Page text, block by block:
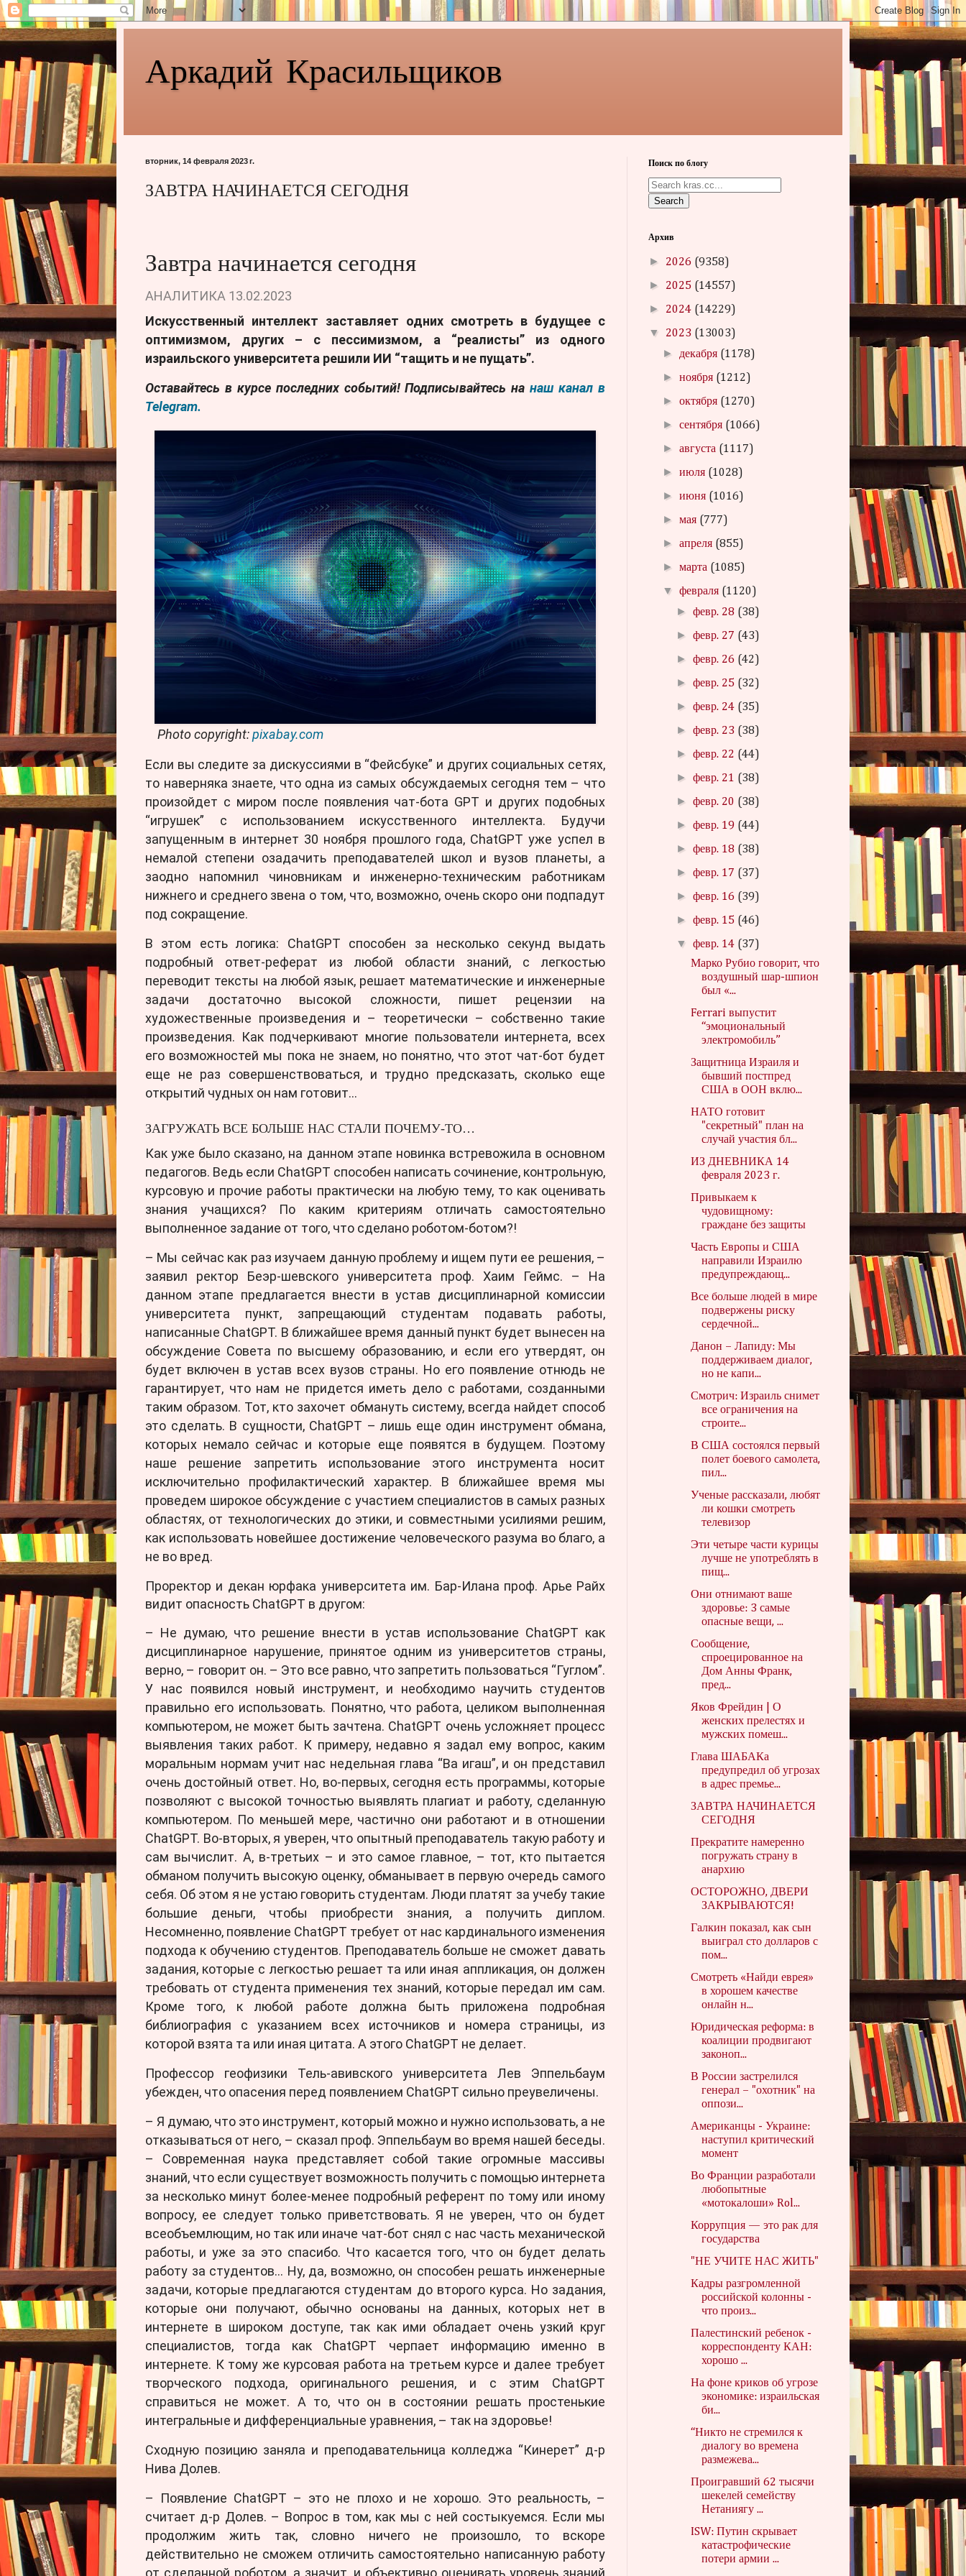
Аркадий Красильщиков
вторник, 14 февраля 2023 г.
ЗАВТРА НАЧИНАЕТСЯ СЕГОДНЯ
Завтра начинается сегодня
АНАЛИТИКА 13.02.2023
Искусственный интеллект заставляет одних смотреть в будущее с
оптимизмом, других – с пессимизмом, а “реалисты” из одного
израильского университета решили ИИ “тащить и не пущать”.
Оставайтесь в курсе последних событий! Подписывайтесь нанаш канал в
Telegram.
Photo copyright:pixabay.com
Если вы следите за дискуссиями в “Фейсбуке” и других социальных сетях,
то наверняка знаете, что одна из самых обсуждаемых сегодня тем – что
произойдет с миром после появления чат-бота GPT и других подобных
“игрушек” с использованием искусственного интеллекта. Будучи
запущенным в интернет 30 ноября прошлого года, ChatGPT уже успел в
немалой степени озадачить преподавателей школ и вузов планеты, а
заодно напомнил чиновникам и инженерно-техническим работникам
нижнего и среднего звена о том, что, возможно, очень скоро они подпадут
под сокращение.
В этом есть логика: ChatGPT способен за несколько секунд выдать
подробный ответ-реферат из любой области знаний, с легкостью
переводит тексты на любой язык, решает математические и инженерные
задачи достаточно высокой сложности, пишет рецензии на
художественные произведения и – теоретически – собственно такие
произведения. Как подчеркивают многие пользователи интернета, всех
его возможностей мы пока не знаем, но понятно, что этот чат-бот будет
еще не раз совершенствоваться, и трудно предсказать, сколько еще
открытий чудных он нам готовит…
ЗАГРУЖАТЬ ВСЕ БОЛЬШЕ НАС СТАЛИ ПОЧЕМУ-ТО…
Как уже было сказано, на данном этапе новинка встревожила в основном
педагогов. Ведь если ChatGPT способен написать сочинение, контрольную,
курсовую и прочие работы практически на любую тему, то как оценивать
знания учащихся? По каким критериям отличать самостоятельно
выполненное задание от того, что сделано роботом-ботом?!
– Мы сейчас как раз изучаем данную проблему и ищем пути ее решения, –
заявил ректор Беэр-шевского университета проф. Хаим Геймс. – На
данном этапе предлагается внести в устав дисциплинарной комиссии
университета пункт, запрещающий студентам подавать работы,
написанные ChatGPT. В ближайшее время данный пункт будет вынесен на
обсуждение Совета по высшему образованию, и если его утвердят, он
будет включен в устав всех вузов страны. Но его появление отнюдь не
гарантирует, что нам не придется иметь дело с работами, созданными
таким образом. Тот, кто захочет обмануть систему, всегда найдет способ
это сделать. В сущности, ChatGPT – лишь еще один инструмент обмана,
которых немало сейчас и которые еще появятся в будущем. Поэтому
наше решение запретить использование этого инструмента носит
исключительно профилактический характер. В ближайшее время мы
проведем широкое обсуждение с участием специалистов в самых разных
областях, от технологических до этики, и совместными усилиями решим,
как использовать новейшее достижение человеческого разума во благо, а
не во вред.
Проректор и декан юрфака университета им. Бар-Илана проф. Арье Райх
видит опасность ChatGPT в другом:
– Не думаю, что решение внести в устав использование ChatGPT как
дисциплинарное нарушение, принятое одним из университетов страны,
верно, – говорит он. – Это все равно, что запретить пользоваться “Гуглом”.
У нас появился новый инструмент, и необходимо научить студентов
правильно его использовать. Понятно, что работа, целиком выполненная
компьютером, не может быть зачтена. ChatGPT очень усложняет процесс
выявления таких работ. К примеру, недавно я задал ему вопрос, каким
моральным нормам учит нас недельная глава “Ва игаш”, и он представил
очень достойный ответ. Но, во-первых, сегодня есть программы, которые
позволяют с высокой точностью выявлять плагиат и работу, сделанную
компьютером. По меньшей мере, частично они работают и в отношении
ChatGPT. Во-вторых, я уверен, что опытный преподаватель такую работу и
сам вычислит. А, в-третьих – и это самое главное, – тот, кто пытается
обманом получить высокую оценку, обманывает в первую очередь самого
себя. Об этом я не устаю говорить студентам. Люди платят за учебу такие
большие деньги, чтобы приобрести знания, а получить диплом.
Несомненно, появление ChatGPT требует от нас кардинального изменения
подхода к обучению студентов. Преподаватель больше не сможет давать
задания, которые с легкостью решает та или иная аппликация, он должен
требовать от студента применения тех знаний, которые передал им сам.
Кроме того, к любой работе должна быть приложена подробная
библиография с указанием всех источников и номера страницы, из
которой взята та или иная цитата. А этого ChatGPT не делает.
Профессор геофизики Тель-авивского университета Лев Эппельбаум
убежден, что опасения перед появлением ChatGPT сильно преувеличены.
– Я думаю, что это инструмент, который можно и нужно использовать, а не
отказываться от него, – сказал проф. Эппельбаум во время нашей беседы.
– Современная наука представляет собой такие огромные массивы
знаний, что если существует возможность получить с помощью интернета
за несколько минут более-менее подробный референт по тому или иному
вопросу, ее следует только приветствовать. Я не уверен, что он будет
всеобъемлющим, но так или иначе чат-бот снял с нас часть механической
работы, и уже за это спасибо. Что касается того, что он будет делать
работу за студентов… Ну, да, возможно, он способен решать инженерные
задачи, которые предлагаются студентам до второго курса. Но задания,
которые они получают, обычно основаны на данных, которых нет в
интернете в широком доступе, так как ими обладает очень узкий круг
специалистов, тогда как ChatGPT черпает информацию именно в
интернете. К тому же курсовая работа на третьем курсе и далее требует
творческого подхода, оригинального решения, и с этим ChatGPT
справиться не может. А то, что он в состоянии решать простенькие
интегральные и дифференциальные уравнения, – так на здоровье!
Сходную позицию заняла и преподавательница колледжа “Кинерет” д-р
Нива Долев.
– Появление ChatGPT – это не плохо и не хорошо. Это реальность, –
считает д-р Долев. – Вопрос в том, как мы с ней состыкуемся. Если мы
продолжим жить так, словно ничего не произошло, то вскоре
действительно не сможем отличить самостоятельно написанную работу
от сделанной роботом, а значит, и объективно оценивать уровень знаний
Поиск по блогу
Search
Архив
► 2026 (9358)
► 2025 (14557)
► 2024 (14229)
▼ 2023 (13003)
► декабря (1178)
►ноября (1212)
►октября (1270)
►сентября (1066)
►августа (1117)
►июля (1028)
►июня (1016)
►мая (777)
►апреля (855)
►марта (1085)
▼февраля (1120)
►февр. 28 (38)
►февр. 27 (43)
►февр. 26 (42)
►февр. 25 (32)
►февр. 24 (35)
►февр. 23 (38)
►февр. 22 (44)
►февр. 21 (38)
►февр. 20 (38)
►февр. 19 (44)
►февр. 18 (38)
►февр. 17 (37)
►февр. 16 (39)
►февр. 15 (46)
▼февр. 14 (37)
Марко Рубио говорит, что
воздушный шар-шпион
был «...
Ferrari выпустит
“эмоциональный
электромобиль”
Защитница Израиля и
бывший постпред
США в ООН вклю...
НАТО готовит
"секретный" план на
случай участия бл...
ИЗ ДНЕВНИКА 14
февраля 2023 г.
Привыкаем к
чудовищному:
граждане без защиты
Часть Европы и США
направили Израилю
предупреждающ...
Все больше людей в мире
подвержены риску
сердечной...
Данон – Лапиду: Мы
поддерживаем диалог,
но не капи...
Смотрич: Израиль снимет
все ограничения на
строите...
В США состоялся первый
полет боевого самолета,
пил...
Ученые рассказали, любят
ли кошки смотреть
телевизор
Эти четыре части курицы
лучше не употреблять в
пищ...
Они отнимают ваше
здоровье: 3 самые
опасные вещи, ...
Сообщение,
спроецированное на
Дом Анны Франк,
пред...
Яков Фрейдин | О
женских прелестях и
мужских помеш...
Глава ШАБАКа
предупредил об угрозах
в адрес премье...
ЗАВТРА НАЧИНАЕТСЯ
СЕГОДНЯ
Прекратите намеренно
погружать страну в
анархию
ОСТОРОЖНО, ДВЕРИ
ЗАКРЫВАЮТСЯ!
Галкин показал, как сын
выиграл сто долларов с
пом...
Смотреть «Найди еврея»
в хорошем качестве
онлайн н...
Юридическая реформа: в
коалиции продвигают
законоп...
В России застрелился
генерал – "охотник" на
оппози...
Американцы - Украине:
наступил критический
момент
Во Франции разработали
любопытные
«мотокалоши» Rol...
Коррупция — это рак для
государства
"НЕ УЧИТЕ НАС ЖИТЬ"
Кадры разгромленной
российской колонны -
что произ...
Палестинский ребенок -
корреспонденту КАН:
хорошо ...
На фоне криков об угрозе
экономике: израильская
би...
“Никто не стремился к
диалогу во времена
размежева...
Проигравший 62 тысячи
шекелей семейству
Нетаниягу ...
ISW: Путин скрывает
катастрофические
потери армии ...